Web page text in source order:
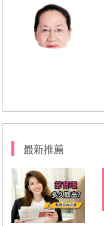
最新推薦